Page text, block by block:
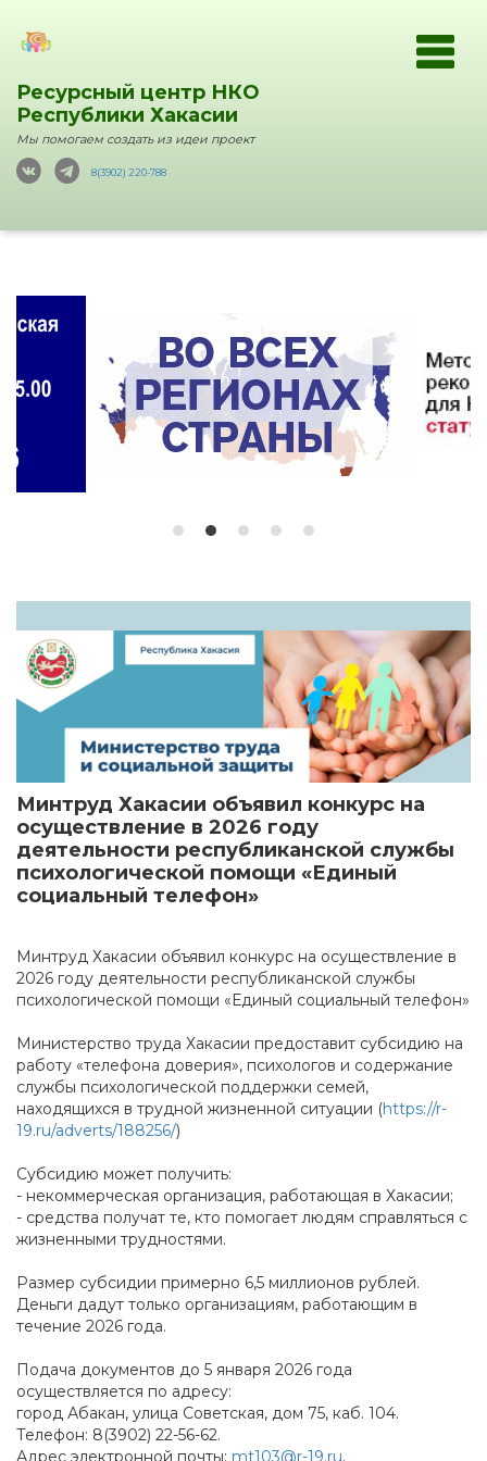
Ресурсный центр НКО
Республики Хакасии
Мы помогаем создать из идеи проект
8(3902) 220-788
Минтруд Хакасии объявил конкурс на
осуществление в 2026 году
деятельности республиканской службы
психологической помощи «Единый
социальный телефон»
Минтруд Хакасии объявил конкурс на осуществление в
2026 году деятельности республиканской службы
психологической помощи «Единый социальный телефон»
Министерство труда Хакасии предоставит субсидию на
работу «телефона доверия», психологов и содержание
службы психологической поддержки семей,
находящихся в трудной жизненной ситуации (https://r-
19.ru/adverts/188256/)
Субсидию может получить:
- некоммерческая организация, работающая в Хакасии;
- средства получат те, кто помогает людям справляться с
жизненными трудностями.
Размер субсидии примерно 6,5 миллионов рублей.
Деньги дадут только организациям, работающим в
течение 2026 года.
Подача документов до 5 января 2026 года
осуществляется по адресу:
город Абакан, улица Советская, дом 75, каб. 104.
Телефон: 8(3902) 22-56-62.
Адрес электронной почты: mt103@r-19.ru.